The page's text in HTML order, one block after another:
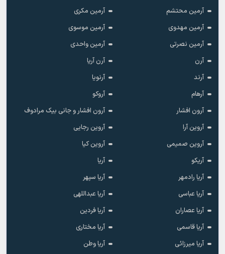
آرمین محتشم
آرمین مکری
آرمین مهدوی
آرمین موسوی
آرمین نصرتی
آرمین واحدی
آرن
آرن آریا
آرند
آرنویا
آرهام
آروکو
آرون افشار
آرون افشار و جانی بیک مرادوف
آروین آرا
آروین رجایی
آروین صمیمی
آروین کیا
آریکو
آریا
آریا رادمهر
آریا سپهر
آریا عباسی
آریا عبداللهی
آریا عصاران
آریا فردین
آریا قاسمی
آریا مختاری
آریا میرزائی
آریا وطن